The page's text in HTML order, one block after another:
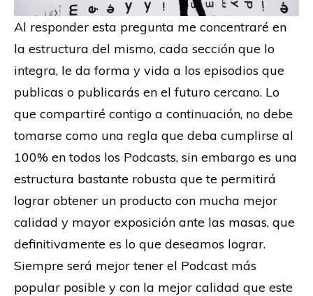
Al responder esta pregunta me concentraré en
la estructura del mismo, cada sección que lo
integra, le da forma y vida a los episodios que
publicas o publicarás en el futuro cercano. Lo
que compartiré contigo a continuación, no debe
tomarse como una regla que deba cumplirse al
100% en todos los Podcasts, sin embargo es una
estructura bastante robusta que te permitirá
lograr obtener un producto con mucha mejor
calidad y mayor exposición ante las masas, que
definitivamente es lo que deseamos lograr.
Siempre será mejor tener el Podcast más
popular posible y con la mejor calidad que este